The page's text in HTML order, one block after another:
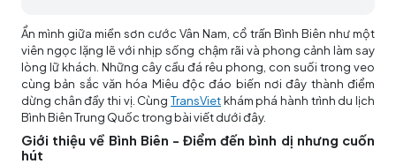
Ẩn mình giữa miền sơn cước Vân Nam, cổ trấn Bình Biên như một
viên ngọc lặng lẽ với nhịp sống chậm rãi và phong cảnh làm say
lòng lữ khách. Những cây cầu đá rêu phong, con suối trong veo
cùng bản sắc văn hóa Miêu độc đáo biến nơi đây thành điểm
dừng chân đầy thi vị. Cùng TransVietkhám phá hành trình du lịch
Bình Biên Trung Quốc trong bài viết dưới đây.
Giới thiệu về Bình Biên - Điểm đến bình dị nhưng cuốn
hút